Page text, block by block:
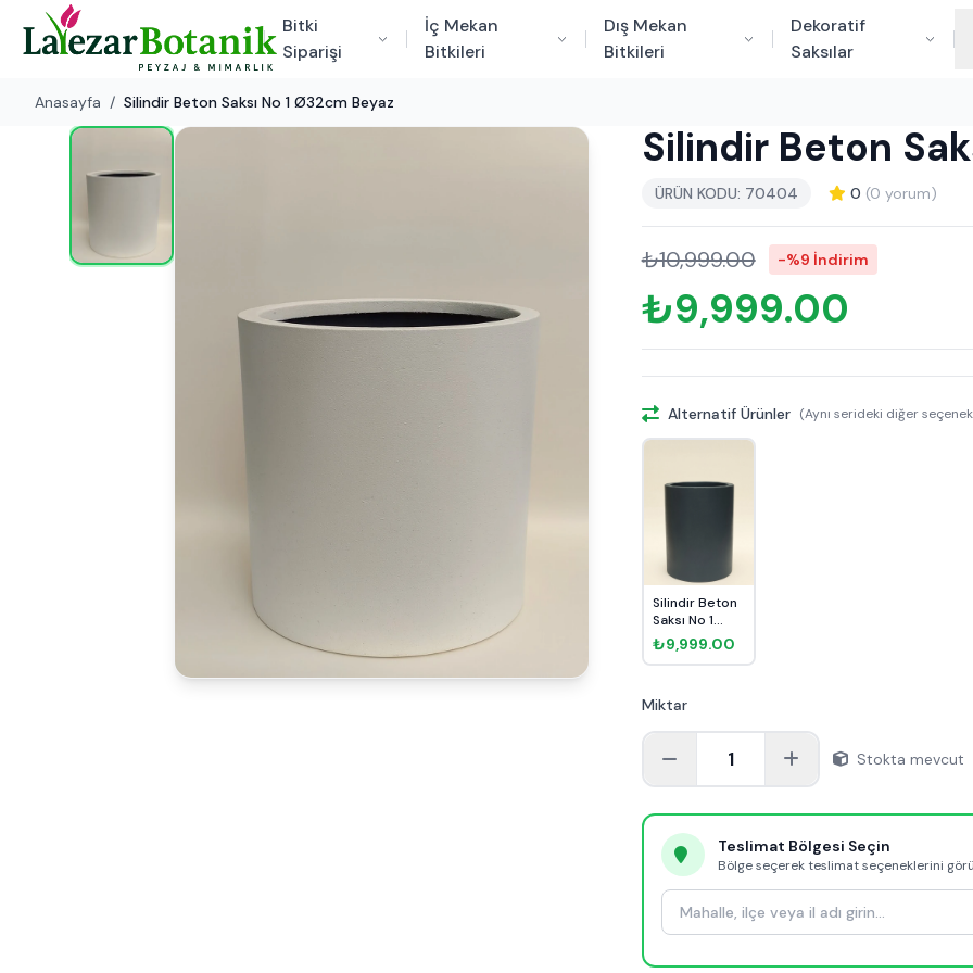
Bitki
Siparişi
İç Mekan
Bitkileri
Dış Mekan
Bitkileri
Dekoratif
Saksılar
Anasayfa / Silindir Beton Saksı No 1 Ø32cm Beyaz
Silindir Beton
ÜRÜN KODU: 70404 0 (0 yorum)
₺10,999.00 -%9 İndirim
₺9,999.00
Alternatif Ürünler (Aynı serideki diğer
Silindir Beton
Saksı No 1
Ø32cm Siyah
₺9,999.00
Miktar
1 Stokta mevcut
Teslimat Bölgesi Seçin
Bölge seçerek teslimat seçeneklerini